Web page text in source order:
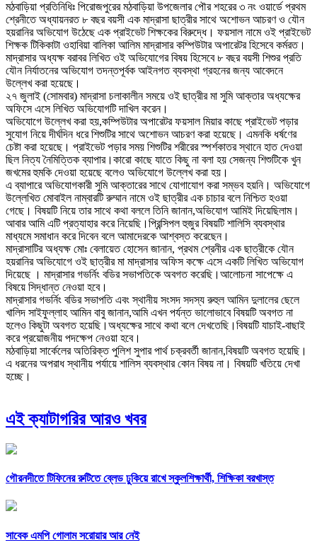
মঠবাড়িয়া প্রতিনিধিঃ পিরোজপুরের মঠবাড়িয়া উপজেলার পৌর শহরের ৩ নং ওয়ার্ডে প্রথম
শ্রেনীতে অধ্যায়নরত ৮ বছর বয়সী এক মাদ্রাসা ছাত্রীর সাথে অশোভন আচরণ ও যৌন
হয়রানির অভিযোগ উঠেছে এক প্রাইভেট শিক্ষকের বিরুদ্ধে। ফয়সাল নামে ওই প্রাইভেট
শিক্ষক টিকিকাটা ওহাবিয়া বালিকা আলিম মাদ্রাসার কম্পিউটার অপারেটর হিসেবে কর্মরত।
মাদ্রাসার অধ্যক্ষ বরাবর লিখিত ওই অভিযোগের বিষয় হিসেবে ৮ বছর বয়সী শিশুর প্রতি
যৌন নির্যাতনের অভিযোগ তদন্তপূর্বক আইনগত ব্যবস্থা গ্রহনের জন্য আবেদনে
উল্লেখ করা হয়েছে।
২৭ জুলাই (সোমবার) মাদ্রাসা চলাকালীন সময়ে ওই ছাত্রীর মা সুমি আক্তার অধ্যক্ষের
অফিসে এসে লিখিত অভিযোগটি দাখিল করেন।
অভিযোগে উল্লেখ করা হয়,কম্পিউটার অপারেটর ফয়সাল মিয়ার কাছে প্রাইভেট পড়ার
সুযোগ নিয়ে দীর্ঘদিন ধরে শিশুটির সাথে অশোভন আচরণ করা হয়েছে। এমনকি ধর্ষণের
চেষ্টা করা হয়েছে। প্রাইভেট পড়ার সময় শিশুটির শরীরের স্পর্শকাতর স্থানে হাত দেওয়া
ছিল নিত্য নৈমিত্তিক ব্যাপার।কারো কাছে যাতে কিছু না বলা হয় সেজন্য শিশুটিকে খুন
জখমের হুমকি দেওয়া হয়েছে বলেও অভিযোগে উল্লেখ করা হয়।
এ ব্যাপারে অভিযোগকারী সুমি আক্তারের সাথে যোগাযোগ করা সম্ভব হয়নি। অভিযোগে
উল্লেখিত মোবাইল নাম্বারটি রুম্মান নামে ওই ছাত্রীর এক চাচার বলে নিশ্চিত হওয়া
গেছে। বিষয়টি নিয়ে তার সাথে কথা বললে তিনি জানান,অভিযোগ আমিই দিয়েছিলাম।
আবার আমি এটি প্রত্যাহার করে নিয়েছি।প্রিন্সিপল হুজুর বিষয়টি শালিসি ব্যবস্থার
মাধ্যমে সমাধান করে দিবেন বলে আমাদেরকে আশ্বস্ত করেছেন।
মাদ্রাসাটির অধ্যক্ষ মোঃ বেলায়েত হোসেন জানান, প্রথম শ্রেনীর এক ছাত্রীকে যৌন
হয়রানির অভিযোগে ওই ছাত্রীর মা মাদ্রাসার অফিস কক্ষে এসে একটি লিখিত অভিযোগ
দিয়েছে । মাদ্রাসার গভর্নিং বডির সভাপতিকে অবগত করেছি।আলোচনা সাপেক্ষে এ
বিষয়ে সিদ্ধান্ত নেওয়া হবে।
মাদ্রাসার গভর্নিং বডির সভাপতি এবং স্থানীয় সংসদ সদস্য রুহুল আমিন দুলালের ছেলে
খালিদ সাইফুল্লাহ আমিন বাবু জানান,আমি এখন পর্যন্ত ভালোভাবে বিষয়টি অবগত না
হলেও কিছুটা অবগত হয়েছি।অধ্যক্ষের সাথে কথা বলে দেখতেছি।বিষয়টি যাচাই-বাছাই
করে প্রয়োজনীয় পদক্ষেপ নেওয়া হবে।
মঠবাড়িয়া সার্কেলের অতিরিক্ত পুলিশ সুপার পার্থ চক্রবর্তী জানান,বিষয়টি অবগত হয়েছি।
এ ধরনের অপরাধ স্থানীয় পর্যায়ে শালিস ব্যবস্থার কোন বিষয় না। বিষয়টি খতিয়ে দেখা
হচ্ছে।
এই ক্যাটাগরির আরও খবর
গৌরনদীতে টিফিনের রুটিতে ব্লেড ঢুকিয়ে রাখে স্কুলশিক্ষার্থী, শিক্ষিকা বরখাস্ত
সাবেক এমপি গোলাম সরোয়ার আর নেই